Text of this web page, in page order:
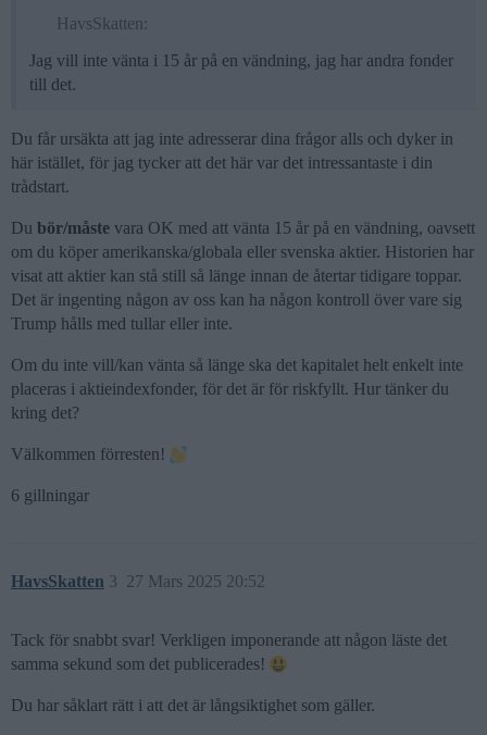
HavsSkatten:
Jag vill inte vänta i 15 år på en vändning, jag har andra fonder
till det.
Du får ursäkta att jag inte adresserar dina frågor alls och dyker in
här istället, för jag tycker att det här var det intressantaste i din
trådstart.
Du bör/måste vara OK med att vänta 15 år på en vändning, oavsett
om du köper amerikanska/globala eller svenska aktier. Historien har
visat att aktier kan stå still så länge innan de återtar tidigare toppar.
Det är ingenting någon av oss kan ha någon kontroll över vare sig
Trump hålls med tullar eller inte.
Om du inte vill/kan vänta så länge ska det kapitalet helt enkelt inte
placeras i aktieindexfonder, för det är för riskfyllt. Hur tänker du
kring det?
Välkommen förresten!
6 gillningar
HavsSkatten 27 Mars 2025 20:52
3
Tack för snabbt svar! Verkligen imponerande att någon läste det
samma sekund som det publicerades!
Du har såklart rätt i att det är långsiktighet som gäller.